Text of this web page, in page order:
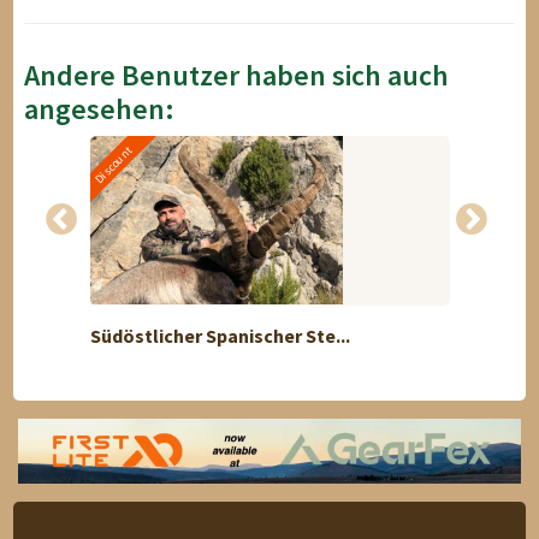
Andere Benutzer haben sich auch
angesehen:
Discount
Südöstlicher Spanischer Ste...